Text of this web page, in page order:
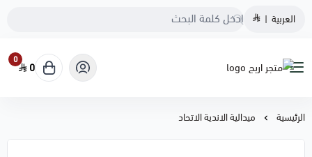
العربية |
متجر اريج
0
0
الرئيسية ميدالية الاندية الاتحاد